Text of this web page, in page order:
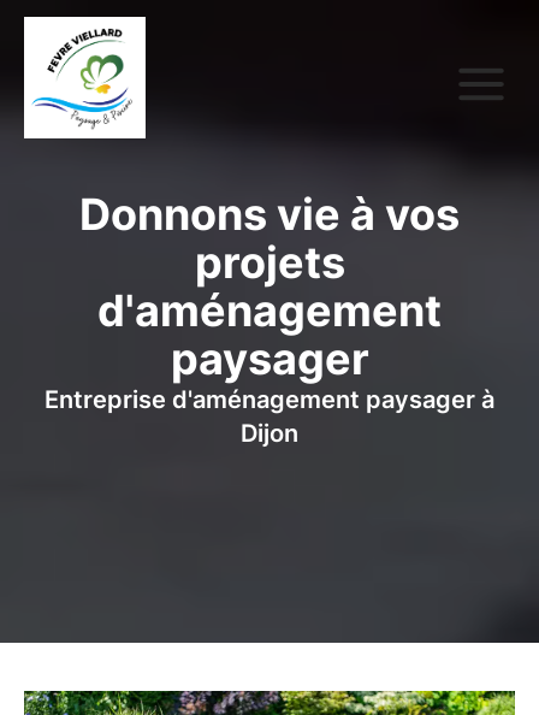
Entreprise d'aménagement paysager à
Dijon
Donnons vie à vos
projets
d'aménagement
paysager